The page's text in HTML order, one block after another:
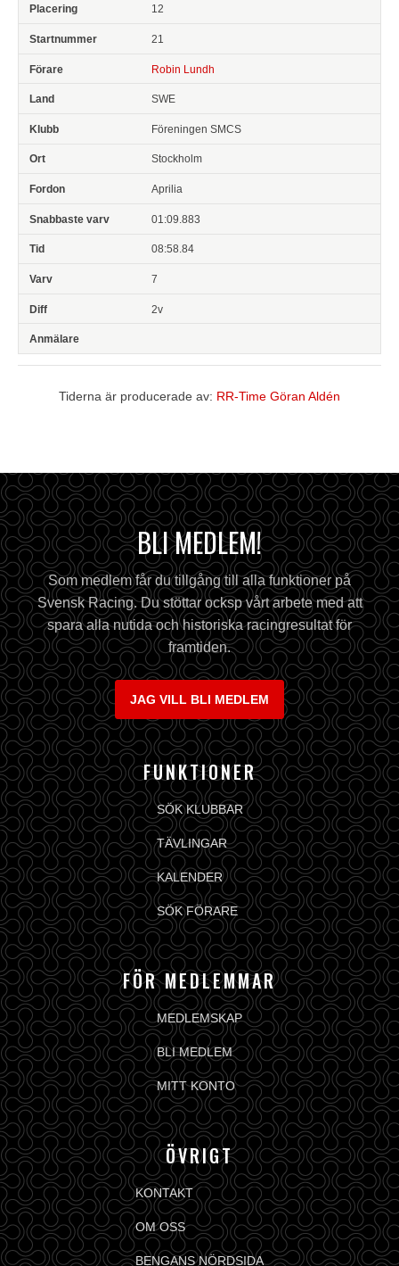
12
21
Robin Lundh
SWE
Föreningen SMCS
Stockholm
Aprilia
01:09.883
08:58.84
7
2v
Tiderna är producerade av: RR-Time Göran Aldén
BLI MEDLEM!
Som medlem får du tillgång till alla funktioner på
Svensk Racing. Du stöttar ocksp vårt arbete med att
spara alla nutida och historiska racingresultat för
framtiden.
JAG VILL BLI MEDLEM
FUNKTIONER
SÖK KLUBBAR
TÄVLINGAR
KALENDER
SÖK FÖRARE
FÖR MEDLEMMAR
MEDLEMSKAP
BLI MEDLEM
MITT KONTO
ÖVRIGT
KONTAKT
OM OSS
BENGANS NÖRDSIDA